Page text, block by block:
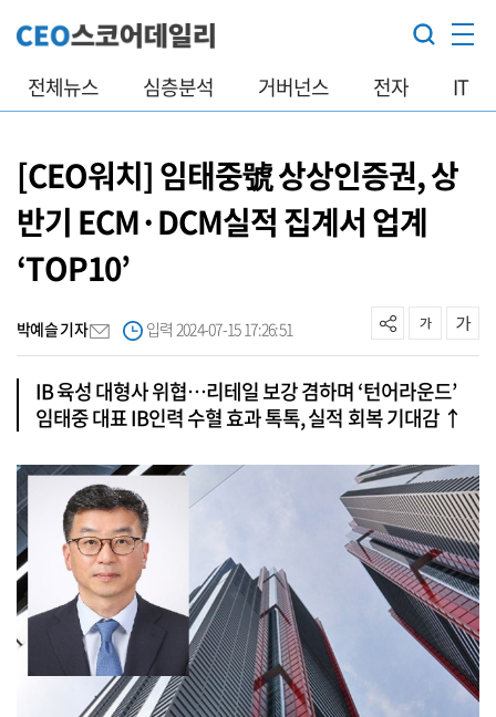
전체뉴스 심층분석 거버넌스 전자 IT
[CEO워치] 임태중號 상상인증권, 상
반기 ECM·DCM실적 집계서 업계
‘TOP10’
박예슬 기자 입력 2024-07-15 17:26:51
IB 육성 대형사 위협…리테일 보강 겸하며 ‘턴어라운드’
임태중 대표 IB인력 수혈 효과 톡톡, 실적 회복 기대감 ↑